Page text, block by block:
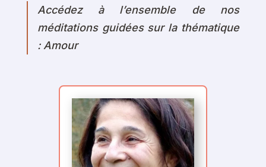
Accédez à l’ensemble de nos
méditations guidées sur la thématique
: Amour